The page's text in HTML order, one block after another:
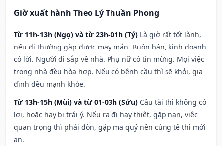
Giờ xuất hành Theo Lý Thuần Phong
Từ 11h-13h (Ngọ) và từ 23h-01h (Tý) Là giờ rất tốt lành,
nếu đi thường gặp được may mắn. Buôn bán, kinh doanh
có lời. Người đi sắp về nhà. Phụ nữ có tin mừng. Mọi việc
trong nhà đều hòa hợp. Nếu có bệnh cầu thì sẽ khỏi, gia
đình đều mạnh khỏe.
Từ 13h-15h (Mùi) và từ 01-03h (Sửu) Cầu tài thì không có
lợi, hoặc hay bị trái ý. Nếu ra đi hay thiệt, gặp nạn, việc
quan trọng thì phải đòn, gặp ma quỷ nên cúng tế thì mới
an.